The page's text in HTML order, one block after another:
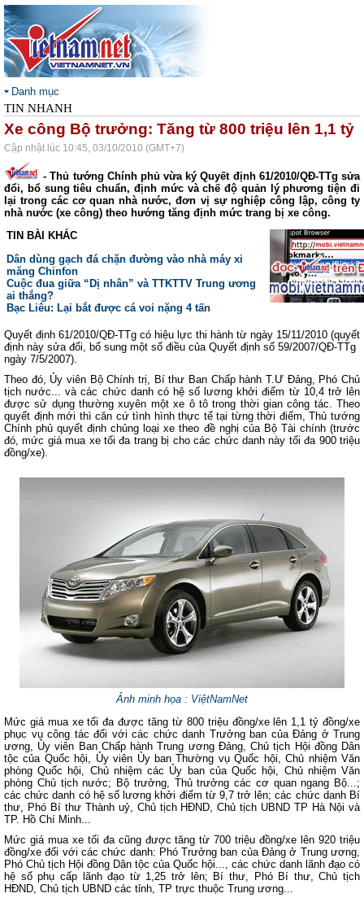
Danh mục
TIN NHANH
Xe công Bộ trưởng: Tăng từ 800 triệu lên 1,1 tỷ
Cập nhật lúc 10:45, 03/10/2010 (GMT+7)
- Thủ tướng Chính phủ vừa ký Quyết định 61/2010/QĐ-TTg sửa
đổi, bổ sung tiêu chuẩn, định mức và chế độ quản lý phương tiện đi
lại trong các cơ quan nhà nước, đơn vị sự nghiệp công lập, công ty
nhà nước (xe công) theo hướng tăng định mức trang bị xe công.
TIN BÀI KHÁC
Dân dùng gạch đá chặn đường vào nhà máy xi
măng Chinfon
Cuộc đua giữa “Dị nhân” và TTKTTV Trung ương
ai thắng?
Bạc Liêu: Lại bắt được cá voi nặng 4 tấn
Quyết định 61/2010/QĐ-TTg có hiệu lực thi hành từ ngày 15/11/2010 (quyết
định này sửa đổi, bổ sung một số điều của Quyết định số 59/2007/QĐ-TTg
ngày 7/5/2007).
Theo đó, Ủy viên Bộ Chính trị, Bí thư Ban Chấp hành T.Ư Đảng, Phó Chủ
tịch nước... và các chức danh có hệ số lương khởi điểm từ 10,4 trở lên
được sử dụng thường xuyên một xe ô tô trong thời gian công tác. Theo
quyết định mới thì căn cứ tình hình thực tế tại từng thời điểm, Thủ tướng
Chính phủ quyết định chủng loại xe theo đề nghị của Bộ Tài chính (trước
đó, mức giá mua xe tối đa trang bị cho các chức danh này tối đa 900 triệu
đồng/xe).
Ảnh minh họa : ViệtNamNet
Mức giá mua xe tối đa được tăng từ 800 triệu đồng/xe lên 1,1 tỷ đồng/xe
phục vụ công tác đối với các chức danh Trưởng ban của Đảng ở Trung
ương, Ủy viên Ban Chấp hành Trung ương Đảng, Chủ tịch Hội đồng Dân
tộc của Quốc hội, Ủy viên Ủy ban Thường vụ Quốc hội, Chủ nhiệm Văn
phòng Quốc hội, Chủ nhiệm các Ủy ban của Quốc hội, Chủ nhiệm Văn
phòng Chủ tịch nước; Bộ trưởng, Thủ trưởng các cơ quan ngang Bộ...;
các chức danh có hệ số lương khởi điểm từ 9,7 trở lên; các chức danh Bí
thư, Phó Bí thư Thành uỷ, Chủ tịch HĐND, Chủ tịch UBND TP Hà Nội và
TP. Hồ Chí Minh...
Mức giá mua xe tối đa cũng được tăng từ 700 triệu đồng/xe lên 920 triệu
đồng/xe đối với các chức danh: Phó Trưởng ban của Đảng ở Trung ương,
Phó Chủ tịch Hội đồng Dân tộc của Quốc hội..., các chức danh lãnh đạo có
hệ số phụ cấp lãnh đạo từ 1,25 trở lên; Bí thư, Phó Bí thư, Chủ tịch
HĐND, Chủ tịch UBND các tỉnh, TP trực thuộc Trung ương...